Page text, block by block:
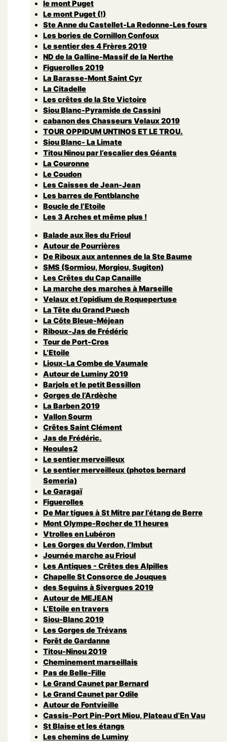
le mont Puget
Le mont Puget (!)
Ste Anne du Castellet-La Redonne-Les fours
Les bories de Cornillon Confoux
Le sentier des 4 Frères 2019
ND de la Galline-Massif de la Nerthe
Figuerolles 2019
La Barasse-Mont Saint Cyr
La Citadelle
Les crêtes de la Ste Victoire
Siou Blanc-Pyramide de Cassini
cabanon des Chasseurs Velaux 2019
TOUR OPPIDUM UNTINOS ET LE TROU.
Siou Blanc- La Limate
Titou Ninou par l’escalier des Géants
La Couronne
Le Coudon
Les Caisses de Jean-Jean
Les barres de Fontblanche
Boucle de l’Etoile
Les 3 Arches et même plus !
Balade aux îles du Frioul
Autour de Pourrières
De Riboux aux antennes de la Ste Baume
SMS (Sormiou, Morgiou, Sugiton)
Les Crêtes du Cap Canaille
La marche des marches à Marseille
Velaux et l’opidium de Roquepertuse
La Tête du Grand Puech
La Côte Bleue-Méjean
Riboux-Jas de Frédéric
Tour de Port-Cros
L’Etoile
Lioux-La Combe de Vaumale
Autour de Luminy 2019
Barjols et le petit Bessillon
Gorges de l’Ardèche
La Barben 2019
Vallon Sourm
Crêtes Saint Clément
Jas de Frédéric.
Neoules2
Le sentier merveilleux
Le sentier merveilleux (photos bernard
Semeria)
Le Garagaï
Figuerolles
De Mar tigues à St Mitre par l’étang de Berre
Mont Olympe-Rocher de 11 heures
Vtrolles en Lubéron
Les Gorges du Verdon, l’Imbut
Journée marche au Frioul
Les Antiques - Crêtes des Alpilles
Chapelle St Consorce de Jouques
des Seguins à Sivergues 2019
Autour de MEJEAN
L’Etoile en travers
Siou-Blanc 2019
Les Gorges de Trévans
Forêt de Gardanne
Titou-Ninou 2019
Cheminement marseillais
Pas de Belle-Fille
Le Grand Caunet par Bernard
Le Grand Caunet par Odile
Autour de Fontvieille
Cassis-Port Pin-Port Miou, Plateau d’En Vau
St Blaise et les étangs
Les chemins de Luminy